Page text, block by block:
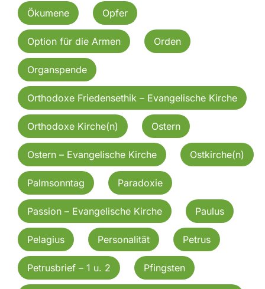
Ökumene Opfer
Option für die Armen Orden
Organspende
Orthodoxe Friedensethik – Evangelische Kirche
Orthodoxe Kirche(n) Ostern
Ostern – Evangelische Kirche Ostkirche(n)
Palmsonntag Paradoxie
Passion – Evangelische Kirche Paulus
Pelagius Personalität Petrus
Petrusbrief – 1 u. 2 Pfingsten